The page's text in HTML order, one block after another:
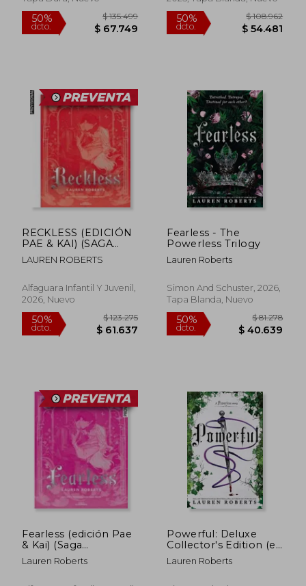
50%
dcto.
$ 123.275
$ 61.637
40%
dcto.
50%
dcto.
$ 98.114
$ 49.057
50%
dcto. $
RECKLESS (EDICIÓN
PAE & KAI) (SAGA
POWERLESS 2)
LAUREN ROBERTS
Alfaguara Infantil Y Juvenil,
2026, Nuevo
Fearless - The
Powerless Trilogy
Lauren Roberts
Simon And Schuster, 2026,
Tapa Blanda, Nuevo
Fearless (edición Pae
& Kai) (Saga
Powerless 3)
Lauren Roberts
Powerful: Deluxe
Collector's Edition (en
Inglés)
Lauren Roberts